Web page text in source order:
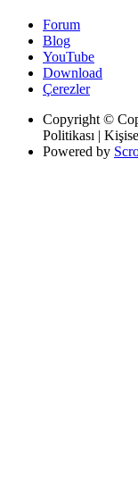
Forum
Blog
YouTube
Download
Çerezler
Copyright ©
Politikası |
Powered by